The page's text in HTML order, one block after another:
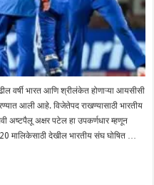
भारत आणि श्रीलंकेत होणाऱ्या आयसीसी
आली आहे. विजेतेपद राखण्यासाठी भारतीय
अष्टपैलू अक्षर पटेल हा उपकर्णधार म्हणून
मालिकेसाठी देखील भारतीय संघ घोषित …